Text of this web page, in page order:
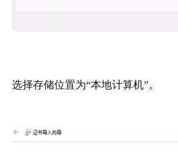
选择存储位置为“本地计算机”。